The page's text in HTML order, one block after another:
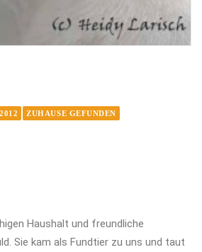
ZUHAUSE GEFUNDEN
Haushalt und freundliche
Sie kam als Fundtier zu uns und taut